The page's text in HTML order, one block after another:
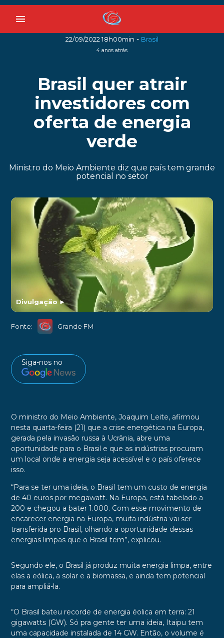
menu
22/09/2022 18h00min - Brasil
4 anos atrás
Brasil quer atrair
investidores com
oferta de energia
verde
Ministro do Meio Ambiente diz que país tem grande
potencial no setor
Divulgação►
Fonte: Grande FM
Siga-nos no
O ministro do Meio Ambiente, Joaquim Leite, afirmou
nesta quarta-feira (21) que a crise energética na Europa,
gerada pela invasão russa à Ucrânia, abre uma
oportunidade para o Brasil e que as indústrias procuram
um local onde a energia seja acessível e o país oferece
isso.
“Para se ter uma ideia, o Brasil tem um custo de energia
de 40 euros por megawatt. Na Europa, está tabelado a
200 e chegou a bater 1.000. Com esse movimento de
encarecer energia na Europa, muita indústria vai ser
transferida pro Brasil, olhando a oportunidade dessas
energias limpas que o Brasil tem”, explicou.
Segundo ele, o Brasil já produz muita energia limpa, entre
elas a eólica, a solar e a biomassa, e ainda tem potencial
para ampliá-la.
“O Brasil bateu recorde de energia éolica em terra: 21
gigawatts (GW). Só pra gente ter uma ideia, Itaipu tem
uma capacidade instalada de 14 GW. Então, o volume é